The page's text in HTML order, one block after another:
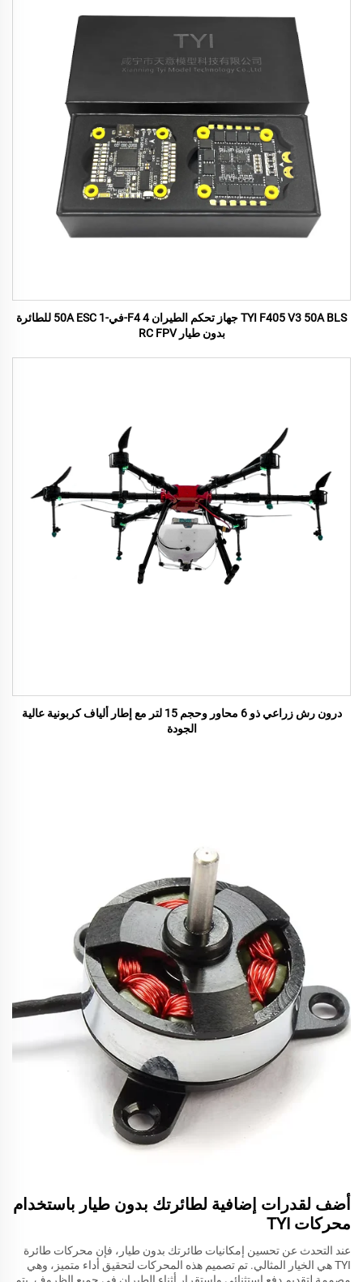
TYI F405 V3 50A BLS جهاز تحكم الطيران F4 4-في-1 50A ESC للطائرة
بدون طيار RC FPV
درون رش زراعي ذو 6 محاور وحجم 15 لتر مع إطار ألياف كربونية عالية
الجودة
أضف لقدرات إضافية لطائرتك بدون طيار باستخدام
محركات TYI
عند التحدث عن تحسين إمكانيات طائرتك بدون طيار، فإن محركات طائرة
TYI هي الخيار المثالي. تم تصميم هذه المحركات لتحقيق أداء متميز، وهي